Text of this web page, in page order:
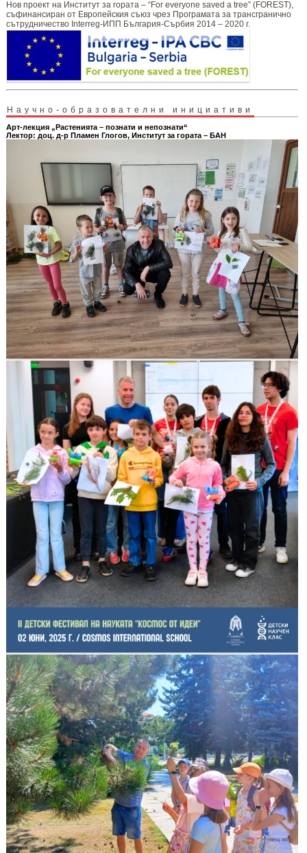
Нов проект на Институт за гората – “For everyone saved a tree” (FOREST),
съфинансиран от Европейския съюз чрез Програмата за трансгранично
сътрудничество Interreg-ИПП България-Сърбия 2014 – 2020 г.
Научно-образователни инициативи
Арт-лекция „Растенията – познати и непознати“
Лектор: доц. д-р Пламен Глогов, Институт за гората – БАН